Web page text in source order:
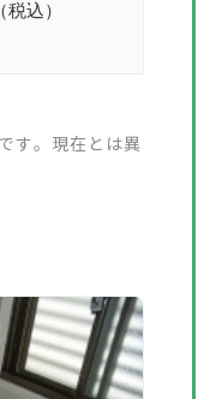
込）
す。現在とは異